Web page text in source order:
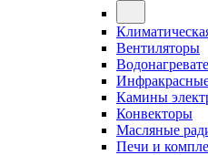
Вентиляторы
Камины
Конвекторы
Масляные
Печи и